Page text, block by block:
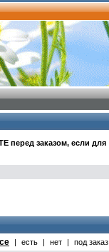
перед заказом, если для
| есть | нет |
под заказ